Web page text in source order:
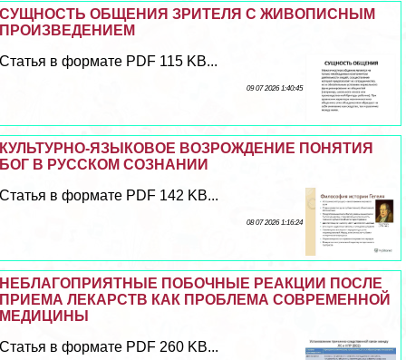
СУЩНОСТЬ ОБЩЕНИЯ ЗРИТЕЛЯ С ЖИВОПИСНЫМ
ПРОИЗВЕДЕНИЕМ
Статья в формате PDF 115 KB...
09 07 2026 1:40:45
КУЛЬТУРНО-ЯЗЫКОВОЕ ВОЗРОЖДЕНИЕ ПОНЯТИЯ
БОГ В РУССКОМ СОЗНАНИИ
Статья в формате PDF 142 KB...
08 07 2026 1:16:24
НЕБЛАГОПРИЯТНЫЕ ПОБОЧНЫЕ РЕАКЦИИ ПОСЛЕ
ПРИЕМА ЛЕКАРСТВ КАК ПРОБЛЕМА СОВРЕМЕННОЙ
МЕДИЦИНЫ
Статья в формате PDF 260 KB...